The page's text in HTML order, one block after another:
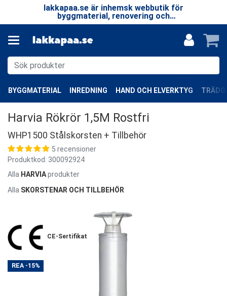
lakkapaa.se är inhemsk webbutik för
byggmaterial, renovering och
specialprodukter.
BYGGMATERIAL INREDNING HAND OCH ELVERKTYG
Harvia Rökrör 1,5M Rostfri
WHP1500 Stålskorsten + Tillbehör
5 recensioner
Produktkod: 300092924
Alla HARVIAprodukter
Alla SKORSTENAR OCH TILLBEHÖR
CE-Sertifikat
REA -15%